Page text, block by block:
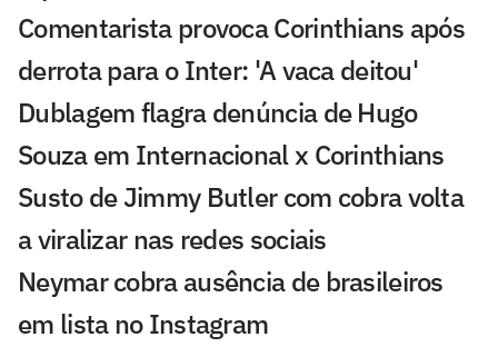
Comentarista provoca Corinthians após
derrota para o Inter: 'A vaca deitou'
Dublagem flagra denúncia de Hugo
Souza em Internacional x Corinthians
Susto de Jimmy Butler com cobra volta
a viralizar nas redes sociais
Neymar cobra ausência de brasileiros
em lista no Instagram